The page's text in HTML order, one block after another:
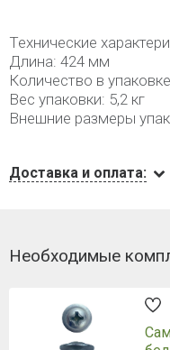
Технические
Длина: 424 мм
Количество в
Вес упаковки: 5,2 кг
Внешние размеры
Доставка и оплата:
Необходимые